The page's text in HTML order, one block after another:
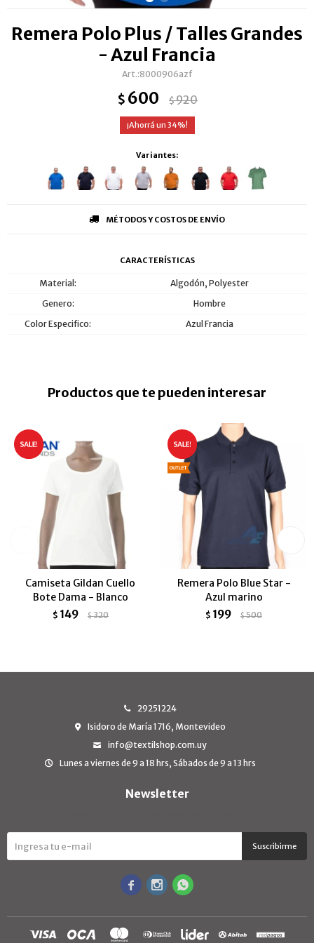
Remera Polo Plus / Talles Grandes
- Azul Francia
8000906azf
$ 600 $920
34
Variantes:
MÉTODOS Y COSTOS DE ENVÍO
CARACTERÍSTICAS
Material
Algodón, Polyester
Genero
Hombre
Color Especifico
Azul Francia
Productos que te pueden interesar
Camiseta Gildan Cuello
Bote Dama - Blanco
$ 149 $320
Remera Polo Blue Star -
Azul marino
$ 199 $500
29251224
Isidoro de María 1716, Montevideo
info@textilshop.com.uy
Lunes a viernes de 9 a 18 hrs, Sábados de 9 a 13 hrs
Newsletter
Suscribirme
  